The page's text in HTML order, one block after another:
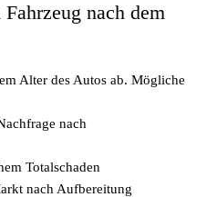
nach dem
Alter des Autos ab. Mögliche
nach
Totalschaden
nach Aufbereitung